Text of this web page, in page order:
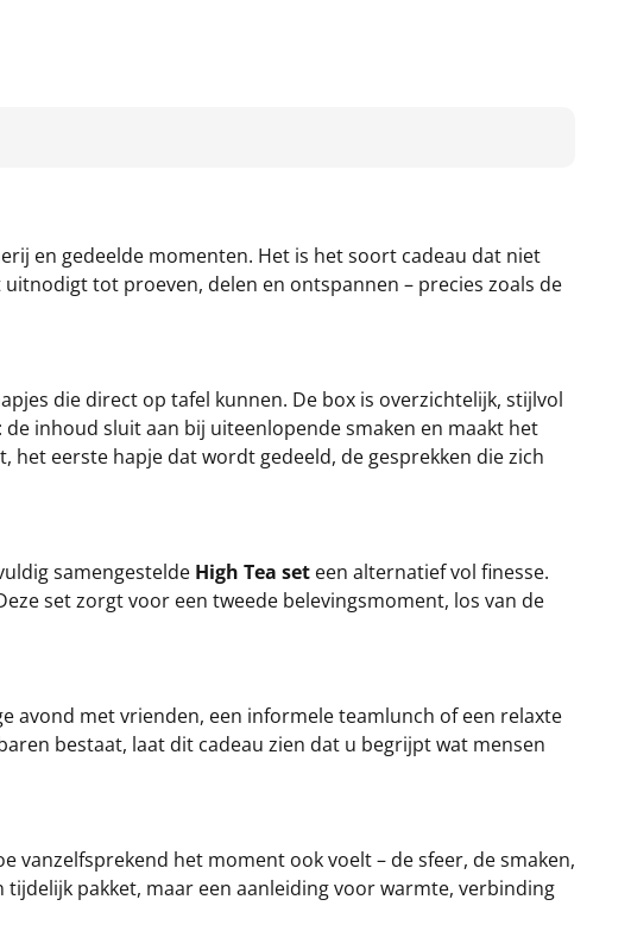
en gedeelde momenten. Het is het soort cadeau dat niet
tot proeven, delen en ontspannen – precies zoals de
die direct op tafel kunnen. De box is overzichtelijk, stijlvol
inhoud sluit aan bij uiteenlopende smaken en maakt het
eerste hapje dat wordt gedeeld, de gesprekken die zich
samengestelde High Tea set een alternatief vol finesse.
set zorgt voor een tweede belevingsmoment, los van de
avond met vrienden, een informele teamlunch of een relaxte
bestaat, laat dit cadeau zien dat u begrijpt wat mensen
het moment ook voelt – de sfeer, de smaken,
pakket, maar een aanleiding voor warmte, verbinding